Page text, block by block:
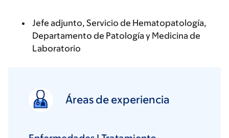
Jefe adjunto, Servicio de Hematopatología,
Departamento de Patología y Medicina de
Laboratorio
Áreas de experiencia